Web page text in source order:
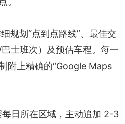
规划“点到点路线”、最佳交
士班次）及预估车程。每一
附上精确的“Google Maps
日所在区域，主动追加 2-3